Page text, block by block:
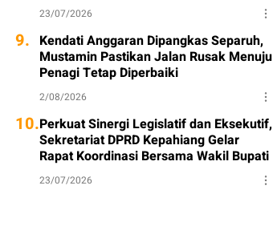
23/07/2026
9. Kendati Anggaran Dipangkas Separuh,
Mustamin Pastikan Jalan Rusak Menuju
Penagi Tetap Diperbaiki
2/08/2026
10.Perkuat Sinergi Legislatif dan Eksekutif,
Sekretariat DPRD Kepahiang Gelar
Rapat Koordinasi Bersama Wakil Bupati
23/07/2026